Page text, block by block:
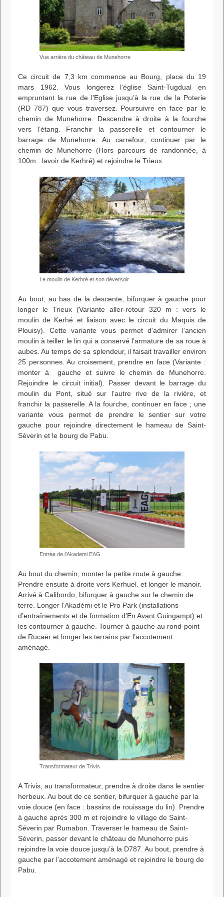
Vue arrière du château de Munehorre
Ce circuit de 7,3 km commence au Bourg, place du 19
mars 1962. Vous longerez l’église Saint-Tugdual en
empruntant la rue de l’Eglise jusqu’à la rue de la Poterie
(RD 787) que vous traversez. Poursuivre en face par le
chemin de Munehorre. Descendre à droite à la fourche
vers l’étang. Franchir la passerelle et contourner le
barrage de Munehorre. Au carrefour, continuer par le
chemin de Munehorre (Hors parcours de randonnée, à
100m : lavoir de Kerhré) et rejoindre le Trieux.
Le moulin de Kerhré et son déversoir
Au bout, au bas de la descente, bifurquer à gauche pour
longer le Trieux (Variante aller-retour 320 m : vers le
moulin de Kerhé et liaison avec le circuit du Maquis de
Plouisy). Cette variante vous permet d’admirer l’ancien
moulin à teiller le lin qui a conservé l’armature de sa roue à
aubes. Au temps de sa splendeur, il faisait travailler environ
25 personnes. Au croisement, prendre en face (Variante :
monter à gauche et suivre le chemin de Munehorre.
Rejoindre le circuit initial). Passer devant le barrage du
moulin du Pont, situé sur l’autre rive de la rivière, et
franchir la passerelle. A la fourche, continuer en face ; une
variante vous permet de prendre le sentier sur votre
gauche pour rejoindre directement le hameau de Saint-
Séverin et le bourg de Pabu.
Entrée de l’Akademi EAG
Au bout du chemin, monter la petite route à gauche.
Prendre ensuite à droite vers Kerhuel. et longer le manoir.
Arrivé à Calibordo, bifurquer à gauche sur le chemin de
terre. Longer l’Akadémi et le Pro Park (installations
d’entraînements et de formation d’En Avant Guingampt) et
les contourner à gauche. Tourner à gauche au rond-point
de Rucaër et longer les terrains par l’accotement
aménagé.
Transformateur de Trivis
A Trivis, au transformateur, prendre à droite dans le sentier
herbeux. Au bout de ce sentier, bifurquer à gauche par la
voie douce (en face : bassins de rouissage du lin). Prendre
à gauche après 300 m et rejoindre le village de Saint-
Séverin par Rumabon. Traverser le hameau de Saint-
Séverin, passer devant le château de Munehorre puis
rejoindre la voie douce jusqu’à la D787. Au bout, prendre à
gauche par l’accotement aménagé et rejoindre le bourg de
Pabu.